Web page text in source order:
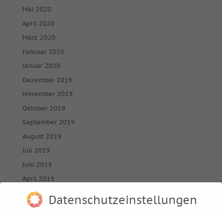
Mai 2020
April 2020
März 2020
Februar 2020
Januar 2020
Dezember 2019
November 2019
Oktober 2019
September 2019
August 2019
Juli 2019
Juni 2019
April 2019
März 2019
Februar 2019Datenschutzeinstellungen